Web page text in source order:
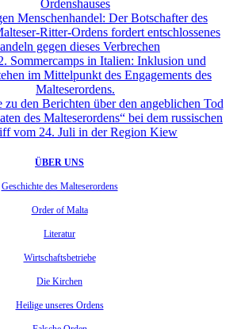
Ordenshauses
Menschenhandel: Der Botschafter des
Ritter-Ordens fordert entschlossenes
gegen dieses Verbrechen
Sommercamps in Italien: Inklusion und
im Mittelpunkt des Engagements des
Malteserordens.
zu den Berichten über den angeblichen Tod
des Malteserordens“ bei dem russischen
vom 24. Juli in der Region Kiew
ÜBER UNS
Geschichte des Malteserordens
Order of Malta
Literatur
Wirtschaftsbetriebe
Die Kirchen
Heilige unseres Ordens